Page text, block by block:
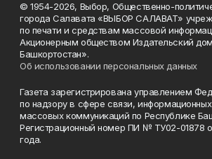
© 1954-2026, Выбор, Общественно-
города Салавата «ВЫБОР САЛАВАТ»
по печати и средствам массовой
Акционерным обществом Издательский
Башкортостан».
Об использовании персональных данных
Газета зарегистрирована управлением
по надзору в сфере связи, информационных
массовых коммуникаций по Республике
Регистрационный номер ПИ № ТУ02-01878
года.